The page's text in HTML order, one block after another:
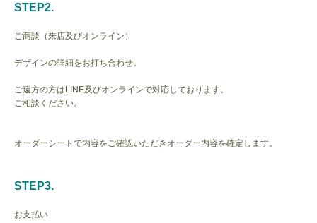
STEP2.
ご商談（来店及びオンライン）
デザインの詳細をお打ち合わせ。
ご遠方の方はLINE及びオンラインで対応しております。
ご相談ください。
オーダーシートで内容をご確認いただきオーダー内容を確定します。
STEP3.
お支払い